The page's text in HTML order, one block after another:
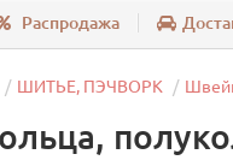
Распродажа
ШИТЬЕ, ПЭЧВОРК